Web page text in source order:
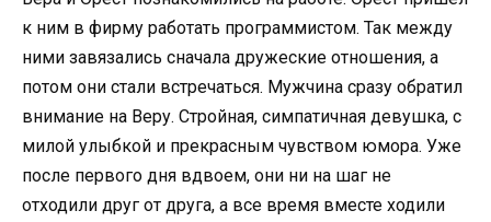
к ним в фирму работать программистом. Так между
ними завязались сначала дружеские отношения, а
потом они стали встречаться. Мужчина сразу обратил
внимание на Веру. Стройная, симпатичная девушка, с
милой улыбкой и прекрасным чувством юмора. Уже
после первого дня вдвоем, они ни на шаг не
отходили друг от друга, а все время вместе ходили